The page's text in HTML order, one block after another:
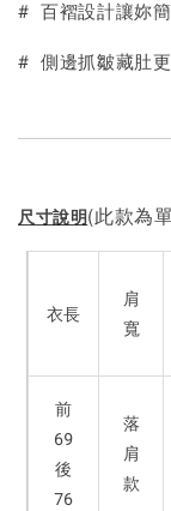
# 百褶設計讓妳
# 側邊抓皺藏肚更
尺寸說明(此款為
衣長
肩
寬
前
69
後
76
落
肩
款